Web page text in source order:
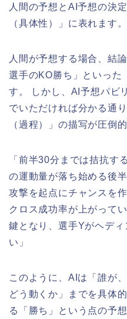
人間の予想とAI予想の決
（具体性）」に表れます。
人間が予想する場合、結
選手のKO勝ち」といった
す。 しかし、AI予想パビ
でいただければ分かる通
（過程）」の描写が圧倒
「前半30分までは拮抗す
の運動量が落ち始める後
攻撃を起点にチャンスを
クロス成功率が上がって
鍵となり、選手Yがヘデ
い」
このように、AIは「誰が
どう動くか」までを具体
る「勝ち」という点の予